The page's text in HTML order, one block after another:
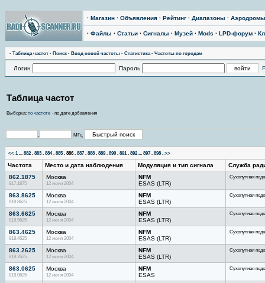
· Магазин · Объявления · Рейтинг · Диапазоны · Аэродромы
· Файлы · Статьи · Сигналы · Музей · Mods · LPD-форум ·
· Тaблицa чaстoт · Поиск · Ввод новой частоты · Статистика· Частоты по городам
Логин Пароль
Таблица частот
Выборка: по частоте · по дате добавления
МГц
<< 1... 882. 883 . 884. 885. 886. 887 . 888. 889. 890 . 891. 892... 897 . 898. >>
Частота Место и дата наблюдения Модуляция и тип сигнала
Служба
862.1875
817.1875
Москва
12 июня 2004
NFM
ESAS (LTR)
Сухопутная
863.8625
818.8625
Москва
12 июня 2004
NFM
ESAS (LTR)
Сухопутная
863.6625
818.5625
Москва
12 июня 2004
NFM
ESAS (LTR)
Сухопутная
863.4625
818.4625
Москва
12 июня 2004
NFM
ESAS (LTR)
Сухопутная
863.2625
818.2625
Москва
12 июня 2004
NFM
ESAS (LTR)
Сухопутная
863.0625
818.0625
Москва
12 июня 2004
NFM
ESAS
Сухопутная